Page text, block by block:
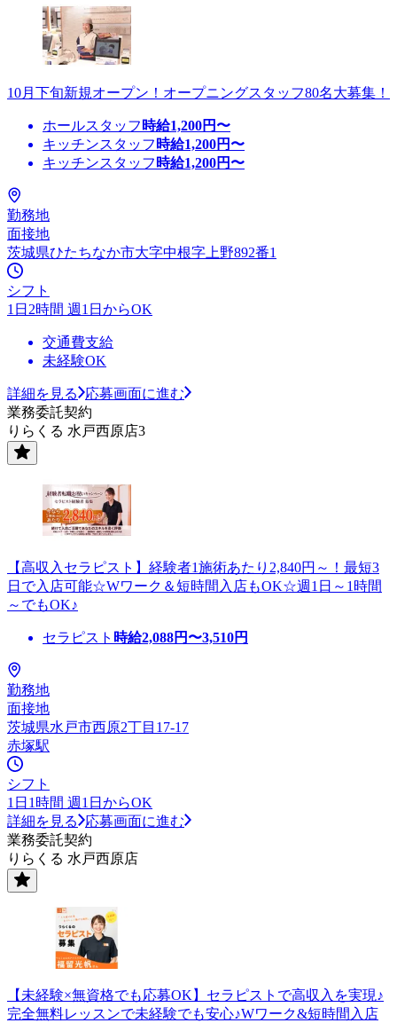
10月下旬新規オープン！オープニングスタッフ80名大募集！
ホールスタッフ 時給1,200円〜
キッチンスタッフ 時給1,200円〜
キッチンスタッフ 時給1,200円〜
勤務地
面接地
茨城県ひたちなか市大字中根字上野892番1
シフト
1日2時間 週1日からOK
交通費支給
未経験OK
詳細を見る
応募画面に進む
業務委託契約
りらくる 水戸西原店3
【高収入セラピスト】経験者1施術あたり2,840円～！最短3
日で入店可能☆Wワーク＆短時間入店もOK☆週1日～1時間
～でもOK♪
セラピスト 時給2,088円〜3,510円
勤務地
面接地
茨城県水戸市西原2丁目17-17
赤塚駅
シフト
1日1時間 週1日からOK
詳細を見る
応募画面に進む
業務委託契約
りらくる 水戸西原店
【未経験×無資格でも応募OK】セラピストで高収入を実現♪
完全無料レッスンで未経験でも安心♪Wワーク&短時間入店